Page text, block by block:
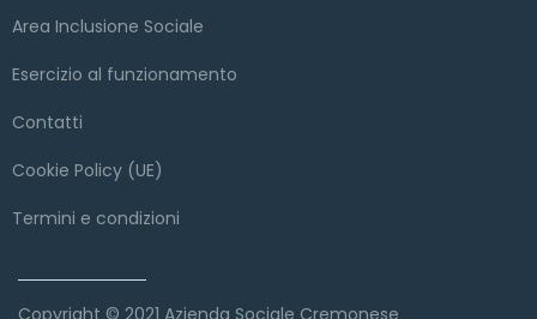
Area Inclusione Sociale
Esercizio al funzionamento
Contatti
Cookie Policy (UE)
Termini e condizioni
Copyright © 2021 Azienda Sociale Cremonese